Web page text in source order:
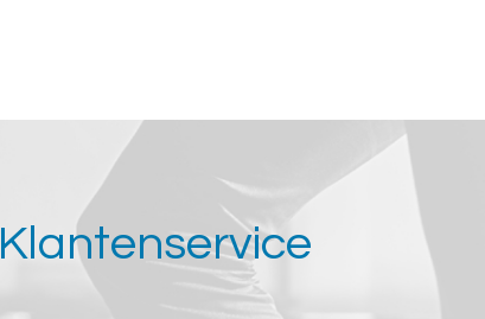
Klantenservice